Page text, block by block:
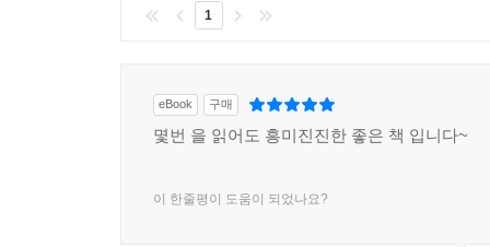
1
eBook 구매
몇번 을 읽어도 흥미진진한 좋은 책 입니다~
이 한줄평이 도움이 되었나요?